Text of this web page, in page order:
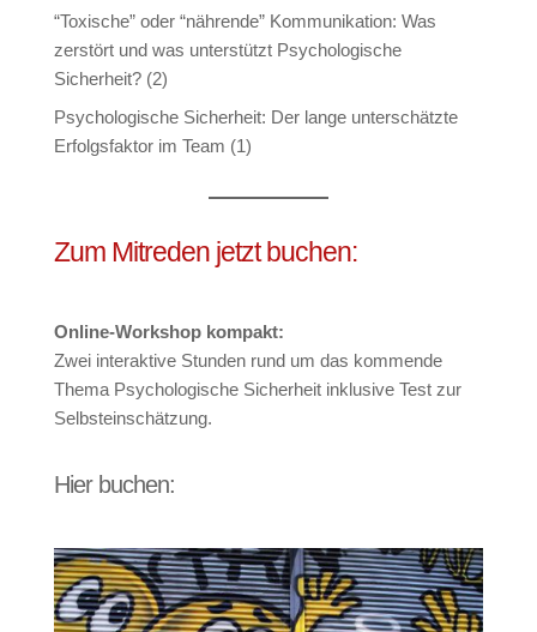
“Toxische” oder “nährende” Kommunikation: Was
zerstört und was unterstützt Psychologische
Sicherheit? (2)
Psychologische Sicherheit: Der lange unterschätzte
Erfolgsfaktor im Team (1)
Zum Mitreden jetzt buchen:
Online-Workshop kompakt:
Zwei interaktive Stunden rund um das kommende
Thema Psychologische Sicherheit inklusive Test zur
Selbsteinschätzung.
Hier buchen: